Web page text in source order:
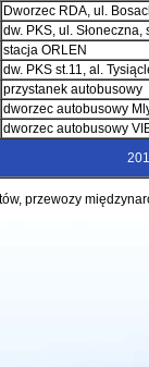
Dworzec RDA, ul.
dw. PKS, ul. Słoneczna,
stacja ORLEN
dw. PKS st.11, al.
przystanek autobusowy
dworzec autobusowy
dworzec autobusowy
przewozy